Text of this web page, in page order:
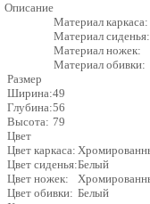
Описание
Материал каркаса:
Материал сиденья:
Материал ножек:
Материал обивки:
Размер
Ширина:49
Глубина:56
Высота: 79
Цвет
Цвет каркаса:
Цвет сиденья:Белый
Цвет ножек:
Цвет обивки: Белый